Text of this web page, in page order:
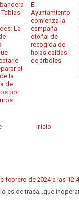
Tablas
La
el
la
de
por
El
Ayuntamiento
comienza la
campaña
otoñal de
recogida de
hojas caídas
de árboles
Inicio
febrero de 2024 a las
es de traca...que